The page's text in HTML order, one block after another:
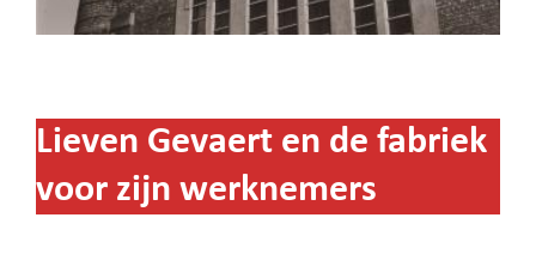
Lieven Gevaert en de fabriek
voor zijn werknemers